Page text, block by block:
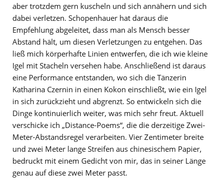
aber trotzdem gern kuscheln und sich annähern und sich
dabei verletzen. Schopenhauer hat daraus die
Empfehlung abgeleitet, dass man als Mensch besser
Abstand hält, um diesen Verletzungen zu entgehen. Das
ließ mich körperhafte Linien entwerfen, die ich wie kleine
Igel mit Stacheln versehen habe. Anschließend ist daraus
eine Performance entstanden, wo sich die Tänzerin
Katharina Czernin in einen Kokon einschließt, wie ein Igel
in sich zurückzieht und abgrenzt. So entwickeln sich die
Dinge kontinuierlich weiter, was mich sehr freut. Aktuell
verschicke ich „Distance-Poems“, die die derzeitige Zwei-
Meter-Abstandsregel verarbeiten. Vier Zentimeter breite
und zwei Meter lange Streifen aus chinesischem Papier,
bedruckt mit einem Gedicht von mir, das in seiner Länge
genau auf diese zwei Meter passt.